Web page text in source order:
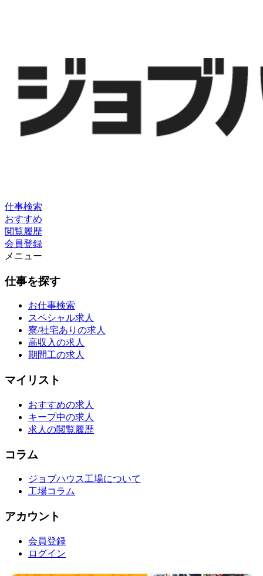
仕事検索
おすすめ
閲覧履歴
会員登録
メニュー
仕事を探す
お仕事検索
スペシャル求人
寮/社宅ありの求人
高収入の求人
期間工の求人
マイリスト
おすすめの求人
キープ中の求人
求人の閲覧履歴
コラム
ジョブハウス工場について
工場コラム
アカウント
会員登録
ログイン